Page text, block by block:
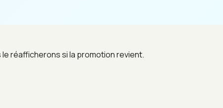
le réafficherons si la promotion revient.